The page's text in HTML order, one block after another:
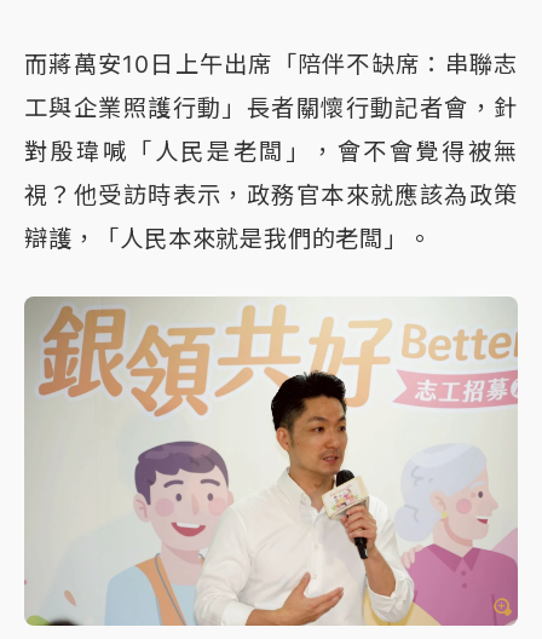
而蔣萬安10日上午出席「陪伴不缺席：串聯志
工與企業照護行動」長者關懷行動記者會，針
對殷瑋喊「人民是老闆」，會不會覺得被無
視？他受訪時表示，政務官本來就應該為政策
辯護，「人民本來就是我們的老闆」。